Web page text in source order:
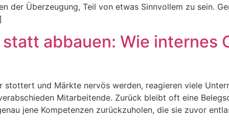
der Überzeugung, Teil von etwas Sinnvollem zu sein.
statt abbauen: Wie
stottert und Märkte nervös werden, reagieren viele
Mitarbeitende. Zurück bleibt oft eine
jene Kompetenzen zurückzuholen, die sie zuvor